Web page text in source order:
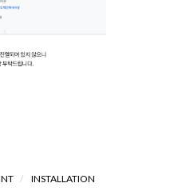
/ INSTALLATION